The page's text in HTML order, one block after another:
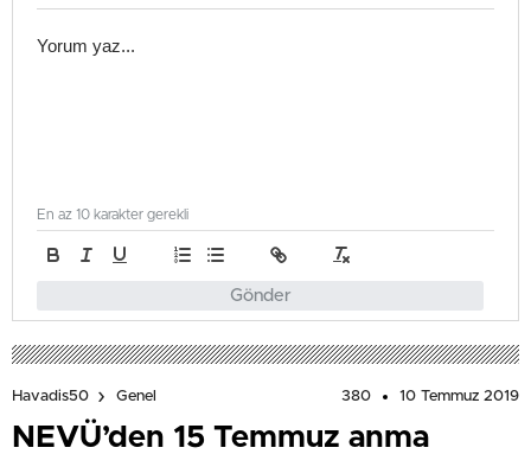
Gönder
En az 10 karakter gerekli
Havadis50 Genel 380 10 Temmuz 2019
NEVÜ’den 15 Temmuz anma